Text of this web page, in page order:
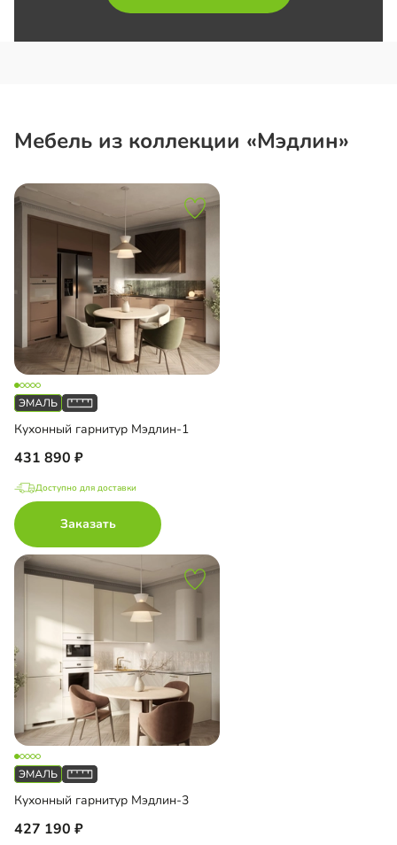
Мебель из коллекции «Мэдлин»
Кухонный гарнитур Мэдлин-1
431 890
Доступно для доставки
Заказать
Кухонный гарнитур Мэдлин-3
427 190